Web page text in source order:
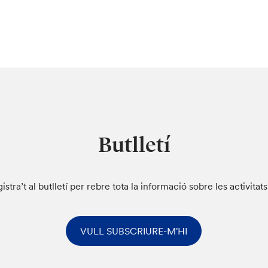
Butlletí
al butlletí per rebre tota la informació sobre les
VULL SUBSCRIURE-M'HI